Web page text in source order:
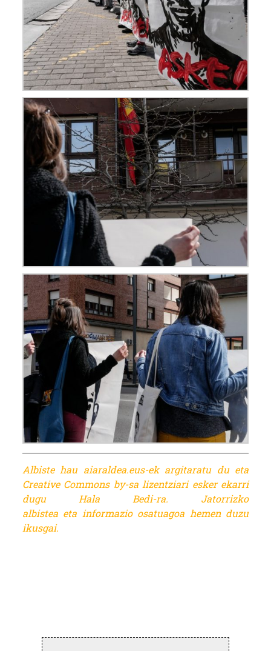
Albiste hau aiaraldea.eus-ek argitaratu du eta
Creative Commons by-sa lizentziari esker ekarri
dugu Hala Bedi-ra. Jatorrizko
albistea eta informazio osatuagoa hemen duzu
ikusgai.